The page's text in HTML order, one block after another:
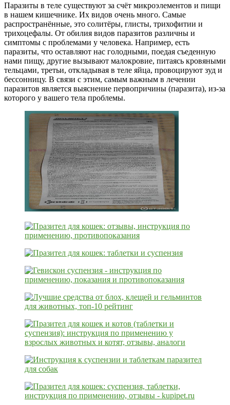
Паразиты в теле существуют за счёт микроэлементов и пищи
в нашем кишечнике. Их видов очень много. Самые
распространённые, это солитёры, глисты, трихофитии и
трихоцефалы. От обилия видов паразитов различны и
симптомы с проблемами у человека. Например, есть
паразиты, что оставляют нас голодными, поедая съеденную
нами пищу, другие вызывают малокровие, питаясь кровяными
тельцами, третьи, откладывая в теле яйца, провоцируют зуд и
бессонницу. В связи с этим, самым важным в лечении
паразитов является выяснение первопричины (паразита), из-за
которого у вашего тела проблемы.